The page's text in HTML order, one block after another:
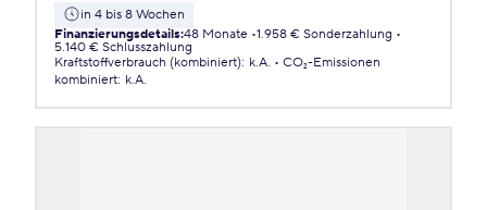
in 4 bis 8 Wochen
Finanzierungsdetails:48 Monate 1.958 € Sonderzahlung
5.140 € Schlusszahlung
Kraftstoffverbrauch (kombiniert): k.A.
CO₂-Emissionen
kombiniert: k.A.